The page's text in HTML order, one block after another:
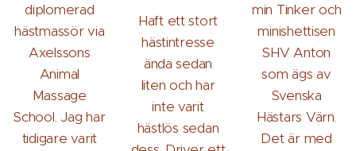
diplomerad
hästmassör via
Axelssons
Animal
Massage
School. Jag har
tidigare varit
Haft ett stort
hästintresse
ända sedan
liten och har
inte varit
hästlös sedan
min Tinker och
minishettisen
SHV Anton
som ägs av
Svenska
Hästars Värn.
Det är med